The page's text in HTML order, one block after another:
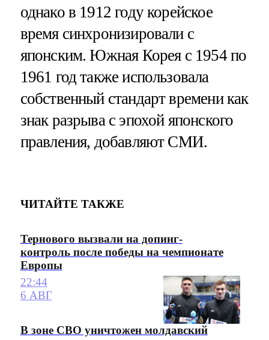
однако в 1912 году корейское
время синхронизировали с
японским. Южная Корея с 1954 по
1961 год также использовала
собственный стандарт времени как
знак разрыва с эпохой японского
правления, добавляют СМИ.
ЧИТАЙТЕ ТАКЖЕ
Тернового вызвали на допинг-
контроль после победы на чемпионате
Европы
22:44
6 АВГ
В зоне СВО уничтожен молдавский